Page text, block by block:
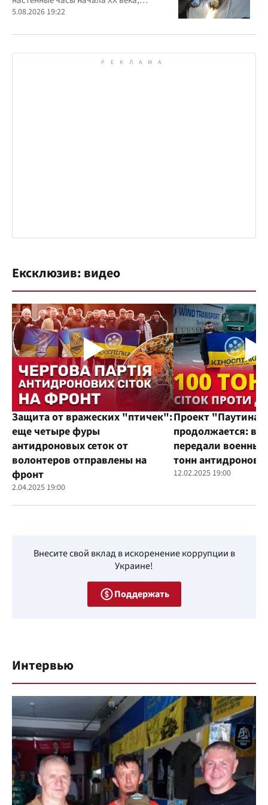
найденные в автомобиле украинца
5.08.2026 19:22
Ексклюзив: видео
Защита от вражеских "птичек":
еще четыре фуры
антидроновых сеток от
волонтеров отправлены на
фронт
2.04.2025 19:00
Проект "Паутина"
продолжается:
передали
тонн
12.02.2025 19:00
Внесите свой вклад в искоренение коррупции в
Украине!
Поддержать
Интервью